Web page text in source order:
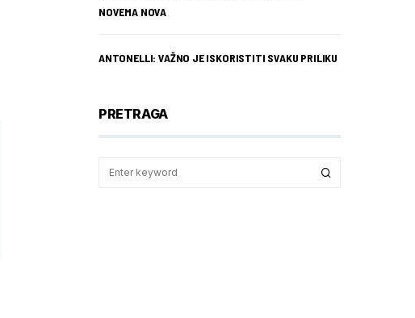
NOVEMA NOVA
ANTONELLI: VAŽNO JE ISKORISTITI SVAKU PRILIKU
PRETRAGA